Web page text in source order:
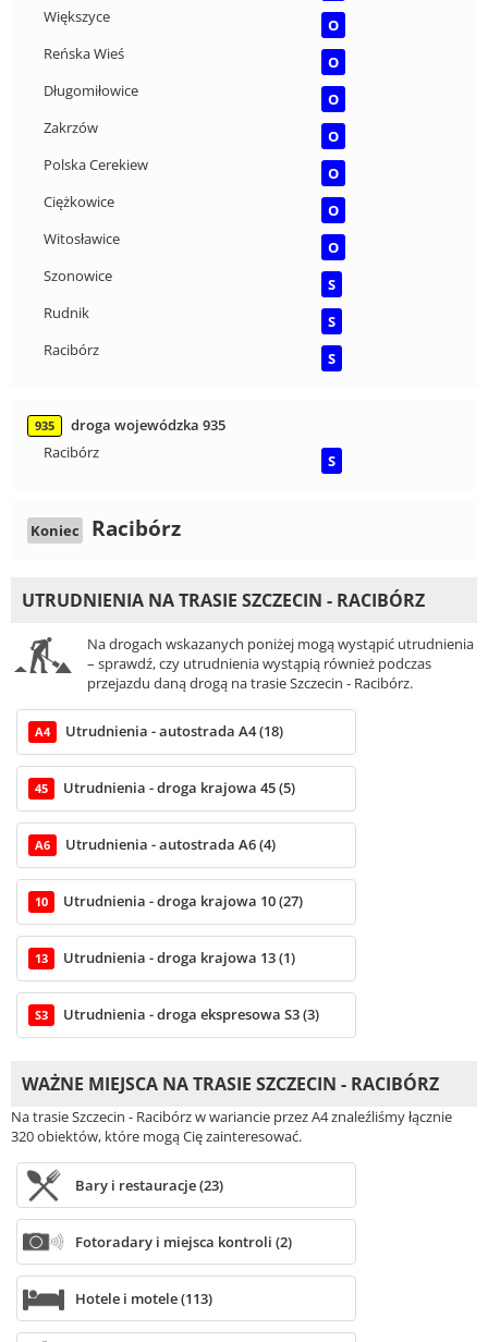
Większyce
O
Reńska Wieś
O
Długomiłowice
O
Zakrzów
O
Polska Cerekiew
O
Ciężkowice
O
Witosławice
O
Szonowice
S
Rudnik
S
Racibórz
S
935
droga wojewódzka 935
Racibórz
S
Koniec Racibórz
UTRUDNIENIA NA TRASIE SZCZECIN - RACIBÓRZ
Na drogach wskazanych poniżej mogą wystąpić utrudnienia
– sprawdź, czy utrudnienia wystąpią również podczas
przejazdu daną drogą na trasie Szczecin - Racibórz.
A4 Utrudnienia - autostrada A4 (18)
45 Utrudnienia - droga krajowa 45 (5)
A6 Utrudnienia - autostrada A6 (4)
10 Utrudnienia - droga krajowa 10 (27)
13 Utrudnienia - droga krajowa 13 (1)
S3 Utrudnienia - droga ekspresowa S3 (3)
WAŻNE MIEJSCA NA TRASIE SZCZECIN - RACIBÓRZ
Na trasie Szczecin - Racibórz w wariancie przez A4 znaleźliśmy łącznie
320 obiektów, które mogą Cię zainteresować.
Bary i restauracje (23)
Fotoradary i miejsca kontroli (2)
Hotele i motele (113)